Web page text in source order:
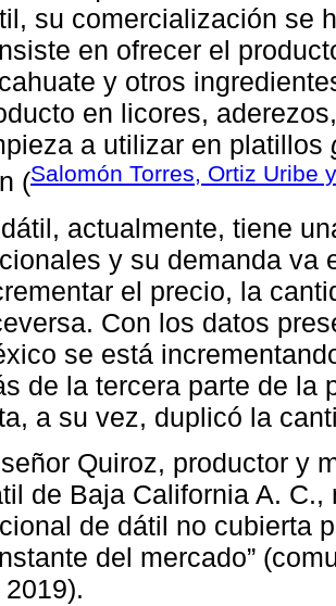
su comercialización se
en ofrecer el
y otros
en licores,
a utilizar en platillos
(Salomón Torres, Ortiz Uribe
actualmente, tiene
y su demanda va
el precio, la
Con los datos
se está
de la tercera parte de la
a su vez, duplicó la
Quiroz, productor y
de Baja California A.
de dátil no cubierta
del mercado”
2019).